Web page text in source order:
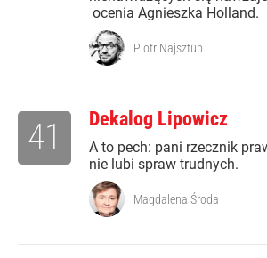
ocenia Agnieszka Holland.
Piotr Najsztub
Dekalog Lipowicz
A to pech: pani rzecznik
nie lubi spraw trudnych.
41
Magdalena Środa